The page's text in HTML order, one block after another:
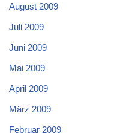
August 2009
Juli 2009
Juni 2009
Mai 2009
April 2009
März 2009
Februar 2009